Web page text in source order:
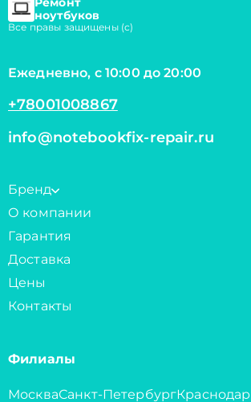
ноутбуков
Все правы защищены (с)
Ежедневно, с 10:00 до 20:00
+78001008867
info@notebookfix-repair.ru
Бренд
О компании
Гарантия
Доставка
Цены
Контакты
Филиалы
МоскваСанкт-ПетербургКраснодар